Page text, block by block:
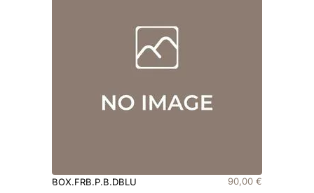
BOX.FRB.P.B.DBLU 90,00 €